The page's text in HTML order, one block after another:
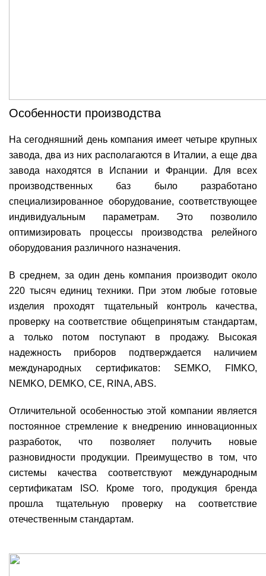
Особенности производства
На сегодняшний день компания имеет четыре крупных
завода, два из них располагаются в Италии, а еще два
завода находятся в Испании и Франции. Для всех
производственных баз было разработано
специализированное оборудование, соответствующее
индивидуальным параметрам. Это позволило
оптимизировать процессы производства релейного
оборудования различного назначения.
В среднем, за один день компания производит около
220 тысяч единиц техники. При этом любые готовые
изделия проходят тщательный контроль качества,
проверку на соответствие общепринятым стандартам,
а только потом поступают в продажу. Высокая
надежность приборов подтверждается наличием
международных сертификатов: SEMKO, FIMKO,
NEMKO, DEMKO, CE, RINA, ABS.
Отличительной особенностью этой компании является
постоянное стремление к внедрению инновационных
разработок, что позволяет получить новые
разновидности продукции. Преимущество в том, что
системы качества соответствуют международным
сертификатам ISO. Кроме того, продукция бренда
прошла тщательную проверку на соответствие
отечественным стандартам.